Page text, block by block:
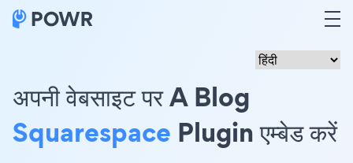
अपनी वेबसाइट पर A Blog
Squarespace Plugin एम्बेड करें